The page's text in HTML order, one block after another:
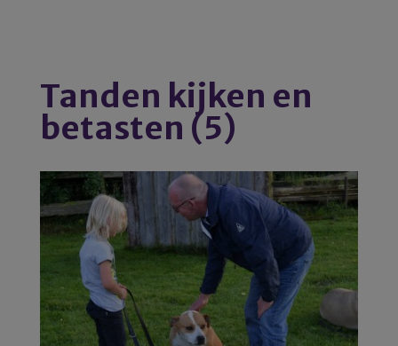
Tanden kijken en
betasten (5)